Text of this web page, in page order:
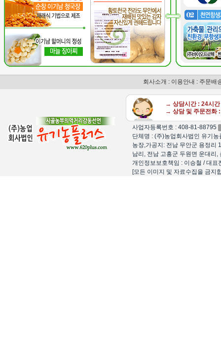
회사소개 : 이용안내 : 주문배
→ 상담시간 : 24시간
→ 상담 및 주문전화
사업자등록번호 : 408-81-88795
단체명 : (주)농업회사법인 유기
농장,가공지: 전남 무안군 용정리
남리, 전남 고흥군 두원면 운대리
개인정보보호책임 : 이승철 / 대
[모든 이미지 및 자료수집을 금지